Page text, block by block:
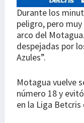
Durante los
peligro, pero
arco del
despejadas por
Azules”.
Motagua vuelve
número 18 y
en la Liga Betcris